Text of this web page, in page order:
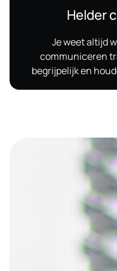
Helder
Je weet altijd
communiceren
begrijpelijk en